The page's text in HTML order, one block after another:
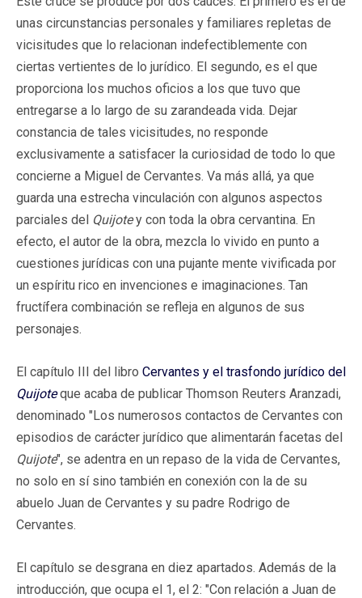
unas circunstancias personales y familiares repletas de
vicisitudes que lo relacionan indefectiblemente con
ciertas vertientes de lo jurídico. El segundo, es el que
proporciona los muchos oficios a los que tuvo que
entregarse a lo largo de su zarandeada vida. Dejar
constancia de tales vicisitudes, no responde
exclusivamente a satisfacer la curiosidad de todo lo que
concierne a Miguel de Cervantes. Va más allá, ya que
guarda una estrecha vinculación con algunos aspectos
parciales del Quijotey con toda la obra cervantina. En
efecto, el autor de la obra, mezcla lo vivido en punto a
cuestiones jurídicas con una pujante mente vivificada por
un espíritu rico en invenciones e imaginaciones. Tan
fructífera combinación se refleja en algunos de sus
personajes.
El capítulo III del libro Cervantes y el trasfondo jurídico del
Quijoteque acaba de publicar Thomson Reuters Aranzadi,
denominado "Los numerosos contactos de Cervantes con
episodios de carácter jurídico que alimentarán facetas del
Quijote", se adentra en un repaso de la vida de Cervantes,
no solo en sí sino también en conexión con la de su
abuelo Juan de Cervantes y su padre Rodrigo de
Cervantes.
El capítulo se desgrana en diez apartados. Además de la
introducción, que ocupa el 1, el 2: "Con relación a Juan de